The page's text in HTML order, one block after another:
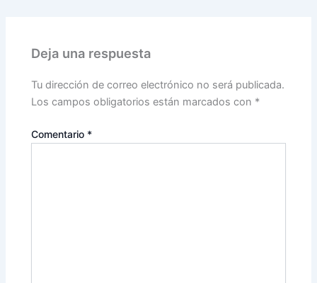
Deja una respuesta
Tu dirección de correo electrónico no será publicada.
Los campos obligatorios están marcados con *
Comentario *